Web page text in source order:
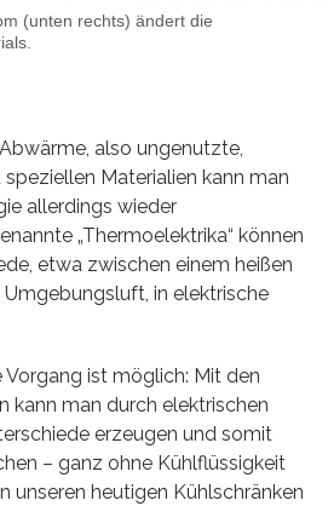
(unten rechts) ändert die
also ungenutzte,
Materialien kann man
allerdings wieder
„Thermoelektrika“ können
etwa zwischen einem heißen
in elektrische
ist möglich: Mit den
kann man durch elektrischen
erzeugen und somit
– ganz ohne Kühlflüssigkeit
unseren heutigen Kühlschränken